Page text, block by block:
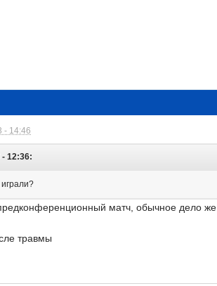
- 14:46
12:36:
матч, обычное дело же
травмы